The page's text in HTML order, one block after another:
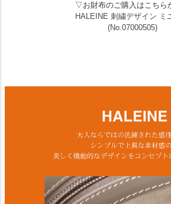
▽お財布のご購入はこちら
HALEINE 刺繍デザイン ミ
(No.07000505)